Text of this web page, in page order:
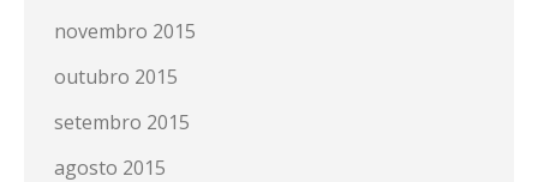
novembro 2015
outubro 2015
setembro 2015
agosto 2015